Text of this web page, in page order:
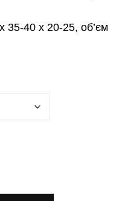
35-40 х 20-25, об’єм